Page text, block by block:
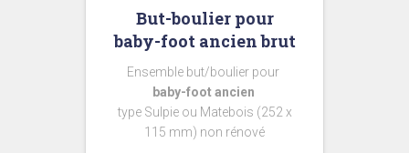
But-boulier pour
baby-foot ancien brut
Ensemble but/boulier pour
baby-foot ancien
type Sulpie ou Matebois (252 x
115 mm) non rénové